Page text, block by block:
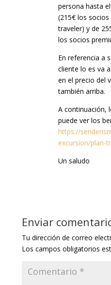
persona hasta
(215€ los
traveler) y de
los socios
En referencia a
cliente lo es va
en el precio del
también arriba.
A continuación,
puede ver los
https://
excursion/plan-
Un saludo
Enviar
Tu dirección de correo
Los campos obligatorios